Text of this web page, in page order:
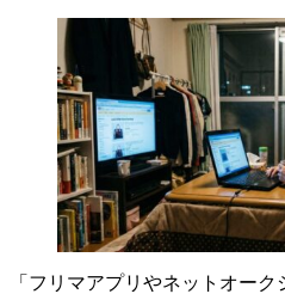
「フリマアプリやネットオー